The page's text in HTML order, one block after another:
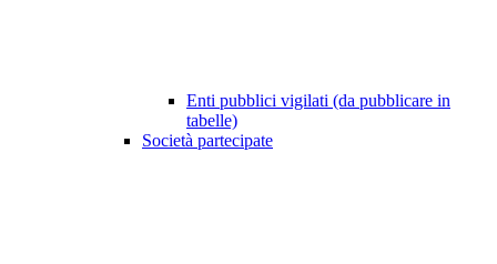
Enti pubblici vigilati (da pubblicare in
tabelle)
Società partecipate